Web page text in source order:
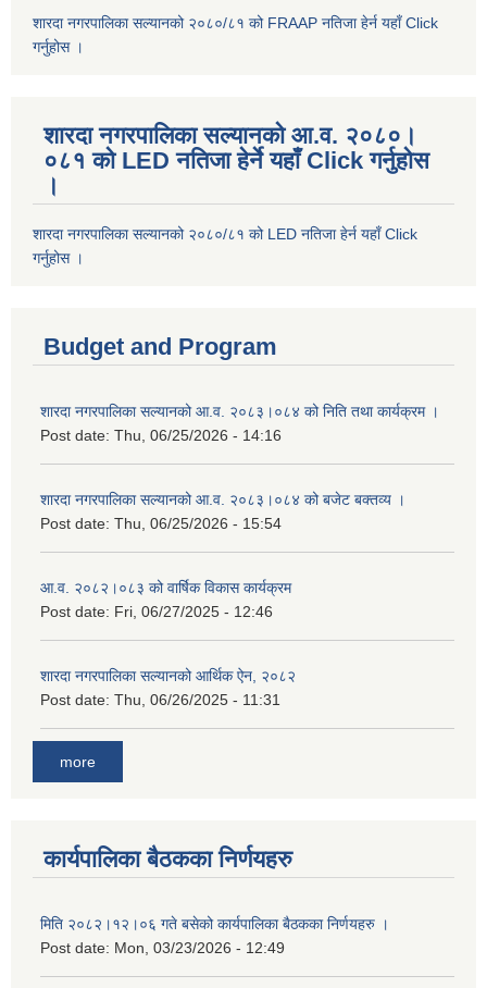
शारदा नगरपालिका सल्यानको २०८०/८१ को FRAAP नतिजा हेर्न यहाँ Click
गर्नुहोस ।
शारदा नगरपालिका सल्यानको आ.व. २०८०।
०८१ को LED नतिजा हेर्ने यहाँ Click गर्नुहोस
।
शारदा नगरपालिका सल्यानको २०८०/८१ को LED नतिजा हेर्न यहाँ Click
गर्नुहोस ।
Budget and Program
शारदा नगरपालिका सल्यानको आ.व. २०८३।०८४ को निति तथा कार्यक्रम ।
Post date: Thu, 06/25/2026 - 14:16
शारदा नगरपालिका सल्यानको आ.व. २०८३।०८४ को बजेट बक्तव्य ।
Post date: Thu, 06/25/2026 - 15:54
आ.व. २०८२।०८३ को वार्षिक विकास कार्यक्रम
Post date: Fri, 06/27/2025 - 12:46
शारदा नगरपालिका सल्यानको आर्थिक ऐन, २०८२
Post date: Thu, 06/26/2025 - 11:31
more
कार्यपालिका बैठकका निर्णयहरु
मिति २०८२।१२।०६ गते बसेको कार्यपालिका बैठकका निर्णयहरु ।
Post date: Mon, 03/23/2026 - 12:49